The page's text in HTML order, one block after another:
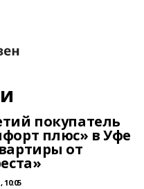
покупатель
плюс» в Уфе
от
10:05